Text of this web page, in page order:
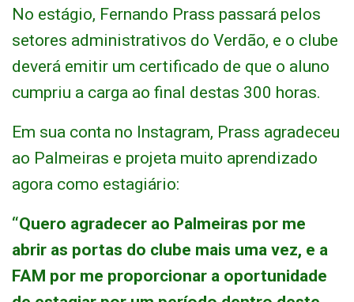
No estágio, Fernando Prass passará pelos
setores administrativos do Verdão, e o clube
deverá emitir um certificado de que o aluno
cumpriu a carga ao final destas 300 horas.
Em sua conta no Instagram, Prass agradeceu
ao Palmeiras e projeta muito aprendizado
agora como estagiário:
“Quero agradecer ao Palmeiras por me
abrir as portas do clube mais uma vez, e a
FAM por me proporcionar a oportunidade